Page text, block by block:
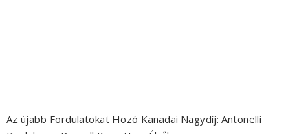
Az újabb Fordulatokat Hozó Kanadai Nagydíj: Antonelli